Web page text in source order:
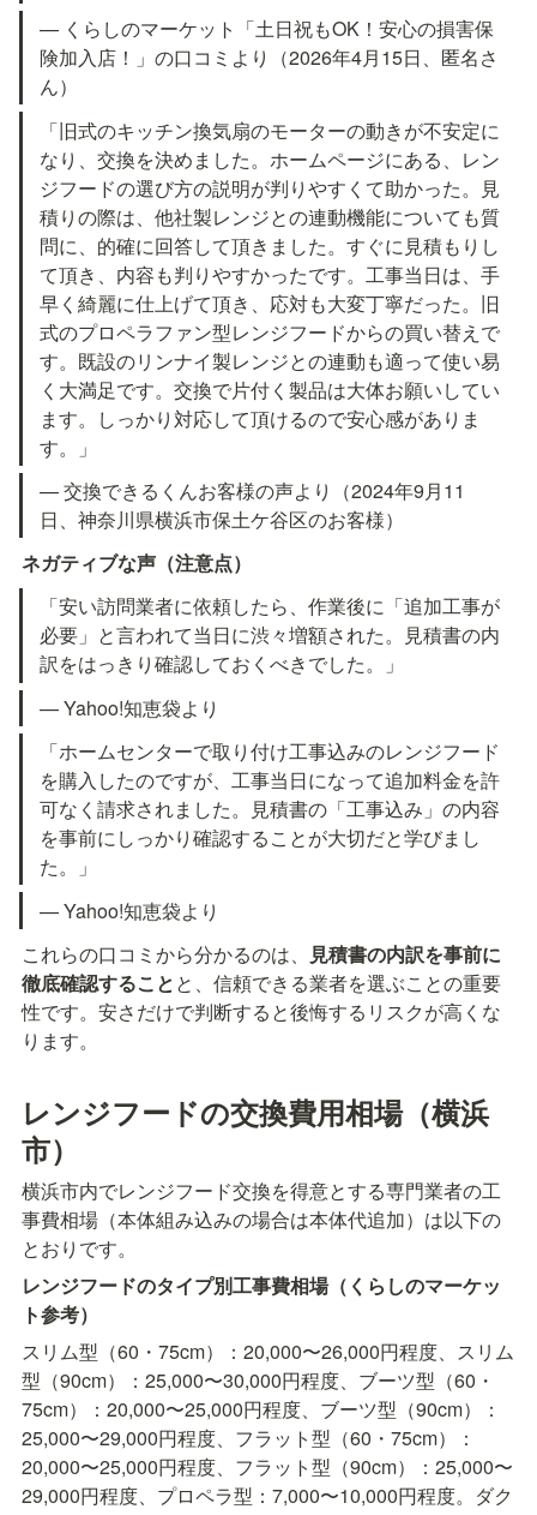
— くらしのマーケット「土日祝もOK！安心の損害保
険加入店！」の口コミより（2026年4月15日、匿名さ
ん）
「旧式のキッチン換気扇のモーターの動きが不安定に
なり、交換を決めました。ホームページにある、レン
ジフードの選び方の説明が判りやすくて助かった。見
積りの際は、他社製レンジとの連動機能についても質
問に、的確に回答して頂きました。すぐに見積もりし
て頂き、内容も判りやすかったです。工事当日は、手
早く綺麗に仕上げて頂き、応対も大変丁寧だった。旧
式のプロペラファン型レンジフードからの買い替えで
す。既設のリンナイ製レンジとの連動も適って使い易
く大満足です。交換で片付く製品は大体お願いしてい
ます。しっかり対応して頂けるので安心感がありま
す。」
— 交換できるくんお客様の声より（2024年9月11
日、神奈川県横浜市保土ケ谷区のお客様）
ネガティブな声（注意点）
「安い訪問業者に依頼したら、作業後に「追加工事が
必要」と言われて当日に渋々増額された。見積書の内
訳をはっきり確認しておくべきでした。」
— Yahoo!知恵袋より
「ホームセンターで取り付け工事込みのレンジフード
を購入したのですが、工事当日になって追加料金を許
可なく請求されました。見積書の「工事込み」の内容
を事前にしっかり確認することが大切だと学びまし
た。」
— Yahoo!知恵袋より
これらの口コミから分かるのは、
見積書の内訳を事前に
徹底確認することと、信頼できる業者を選ぶことの重要
性です。安さだけで判断すると後悔するリスクが高くな
ります。
レンジフードの交換費用相場（横浜
市）
横浜市内でレンジフード交換を得意とする専門業者の工
事費相場（本体組み込みの場合は本体代追加）は以下の
とおりです。
レンジフードのタイプ別工事費相場（くらしのマーケッ
ト参考）
スリム型（60・75cm）：20,000〜26,000円程度、スリム
型（90cm）：25,000〜30,000円程度、ブーツ型（60・
75cm）：20,000〜25,000円程度、ブーツ型（90cm）：
25,000〜29,000円程度、フラット型（60・75cm）：
20,000〜25,000円程度、フラット型（90cm）：25,000〜
29,000円程度、プロペラ型：7,000〜10,000円程度。ダク